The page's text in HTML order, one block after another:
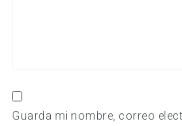
Guarda mi nombre, correo